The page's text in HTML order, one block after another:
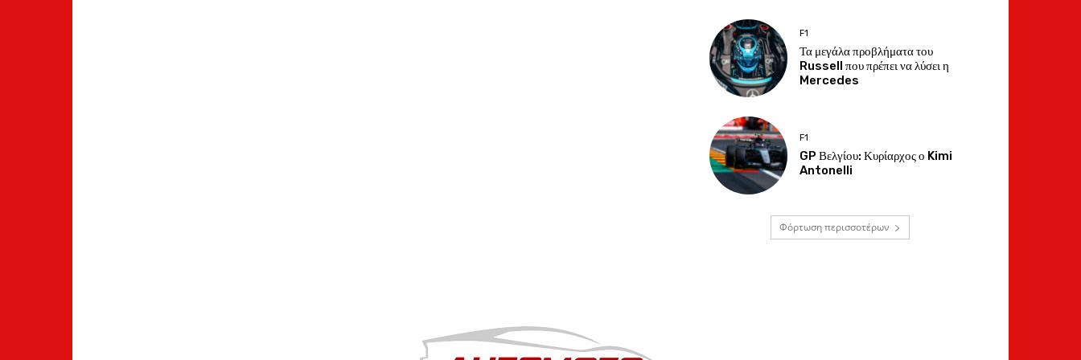
F1
Τα μεγάλα προβλήματα του
Russell που πρέπει να λύσει η
Mercedes
F1
GP Βελγίου: Κυρίαρχος ο Kimi
Antonelli
Φόρτωση περισσοτέρων